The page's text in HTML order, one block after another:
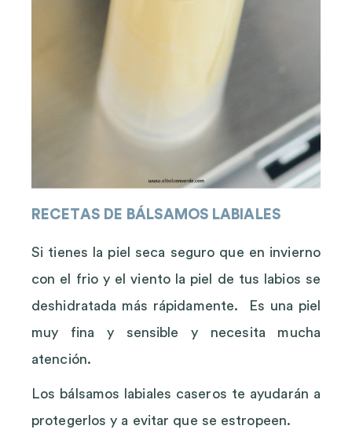
RECETAS DE BÁLSAMOS LABIALES
Si tienes la piel seca seguro que en invierno
con el frio y el viento la piel de tus labios se
deshidratada más rápidamente. Es una piel
muy fina y sensible y necesita mucha
atención.
Los bálsamos labiales caseros te ayudarán a
protegerlos y a evitar que se estropeen.